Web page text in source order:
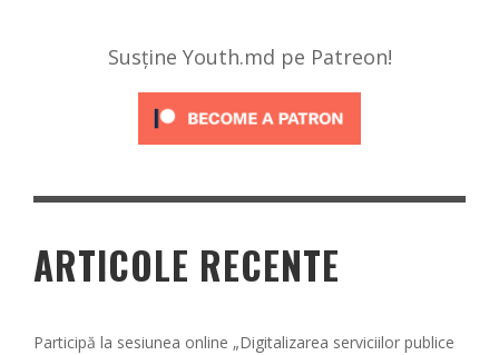
Susține Youth.md pe Patreon!
ARTICOLE RECENTE
Participă la sesiunea online „Digitalizarea serviciilor publice